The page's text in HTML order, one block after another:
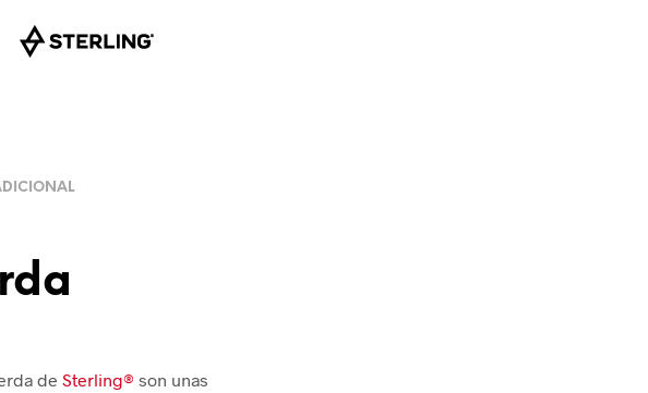
de Sterling® son unas